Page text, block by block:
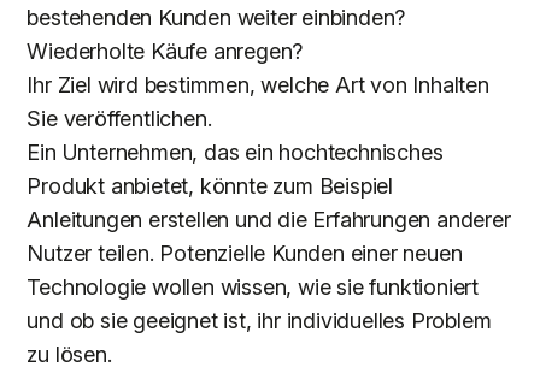
bestehenden Kunden weiter einbinden?
Wiederholte Käufe anregen?
Ihr Ziel wird bestimmen, welche Art von Inhalten
Sie veröffentlichen.
Ein Unternehmen, das ein hochtechnisches
Produkt anbietet, könnte zum Beispiel
Anleitungen erstellen und die Erfahrungen anderer
Nutzer teilen. Potenzielle Kunden einer neuen
Technologie wollen wissen, wie sie funktioniert
und ob sie geeignet ist, ihr individuelles Problem
zu lösen.